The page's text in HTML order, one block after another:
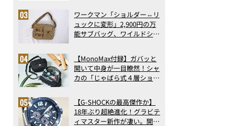
界を旅して集めたカップヌードル
アの実力
ワークマン「ショルダー⇔リ
ュックに変形」2,900円の万
能サブバッグ、ワイルドシン
記事ランキングベスト3】
（2026年6月版）
【MonoMax付録】ガバッと
開いて中身が一目瞭然！シャ
カの「じゃばら式４層ショル
った！
【G-SHOCKの最高傑作か】
18年ぶり超絶進化！グラビテ
ィマスター新作が凄い。開発